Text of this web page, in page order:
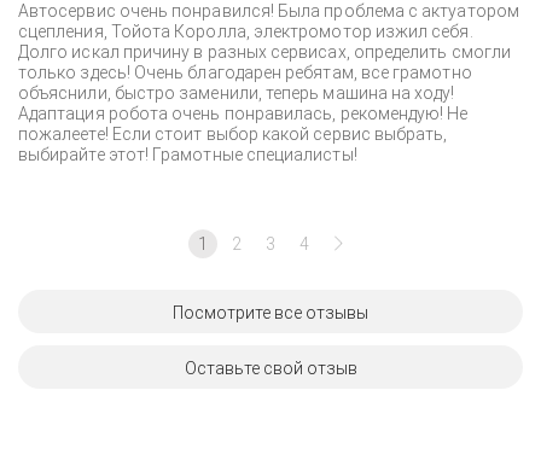
Автосервис очень понравился! Была проблема с актуатором
сцепления, Тойота Королла, электромотор изжил себя.
Долго искал причину в разных сервисах, определить смогли
только здесь! Очень благодарен ребятам, все грамотно
объяснили, быстро заменили, теперь машина на ходу!
Адаптация робота очень понравилась, рекомендую! Не
пожалеете! Если стоит выбор какой сервис выбрать,
выбирайте этот! Грамотные специалисты!
1 2 3 4
Посмотрите все отзывы
Оставьте свой отзыв